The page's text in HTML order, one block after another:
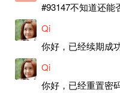
#93147不知道还能
Qi
你好，已经续期成
Qi
你好，已经重置密